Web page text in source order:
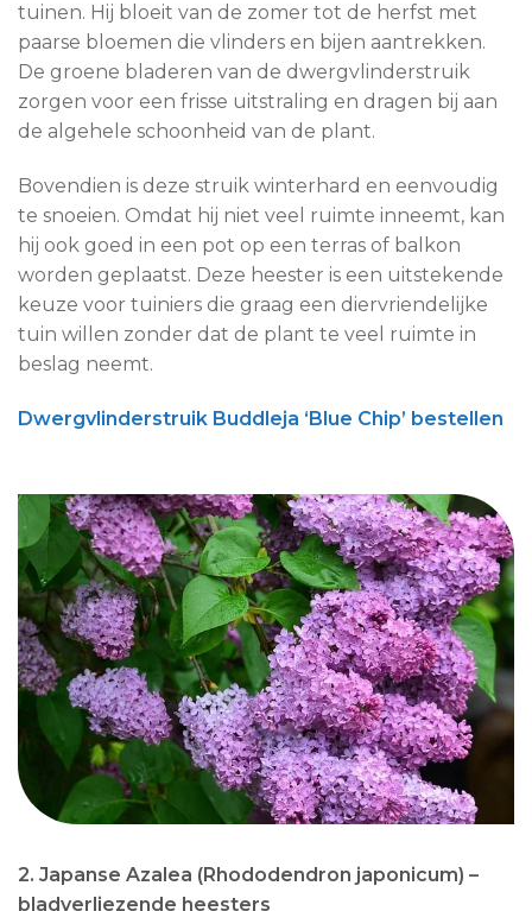
tuinen. Hij bloeit van de zomer tot de herfst met
paarse bloemen die vlinders en bijen aantrekken.
De groene bladeren van de dwergvlinderstruik
zorgen voor een frisse uitstraling en dragen bij aan
de algehele schoonheid van de plant.
Bovendien is deze struik winterhard en eenvoudig
te snoeien. Omdat hij niet veel ruimte inneemt, kan
hij ook goed in een pot op een terras of balkon
worden geplaatst. Deze heester is een uitstekende
keuze voor tuiniers die graag een diervriendelijke
tuin willen zonder dat de plant te veel ruimte in
beslag neemt.
Dwergvlinderstruik Buddleja ‘Blue Chip’ bestellen
2. Japanse Azalea (Rhododendron japonicum) –
bladverliezende heesters